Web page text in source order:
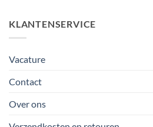
KLANTENSERVICE
Vacature
Contact
Over ons